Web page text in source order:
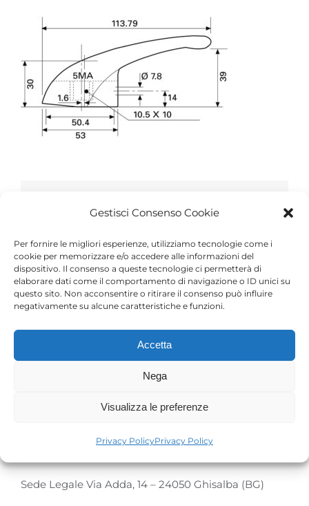
Gestisci Consenso Cookie
Per fornire le migliori esperienze, utilizziamo tecnologie come i
cookie per memorizzare e/o accedere alle informazioni del
dispositivo. Il consenso a queste tecnologie ci permetterà di
elaborare dati come il comportamento di navigazione o ID unici su
questo sito. Non acconsentire o ritirare il consenso può influire
negativamente su alcune caratteristiche e funzioni.
Accetta
Nega
Visualizza le preferenze
Privacy PolicyPrivacy Policy
Share This Article
Email
Sede Legale Via Adda, 14 – 24050 Ghisalba (BG)